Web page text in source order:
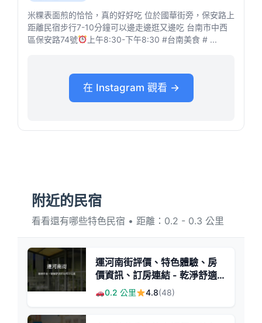
米粿表面煎的恰恰，真的好好吃 位於國華街旁，保安路上
距離民宿步行7-10分鐘可以邊走邊逛又邊吃 台南市中西
區保安路74號
上午8:30-下午8:30 #台南美食 # ...
在 Instagram 觀看 →
附近的民宿
看看還有哪些特色民宿 • 距離：0.2 - 0.3 公里
運河南街評價、特色體驗、房
價資訊、訂房連結 - 乾淨舒適
獨棟民宿
0.2 公里 4.8(48)